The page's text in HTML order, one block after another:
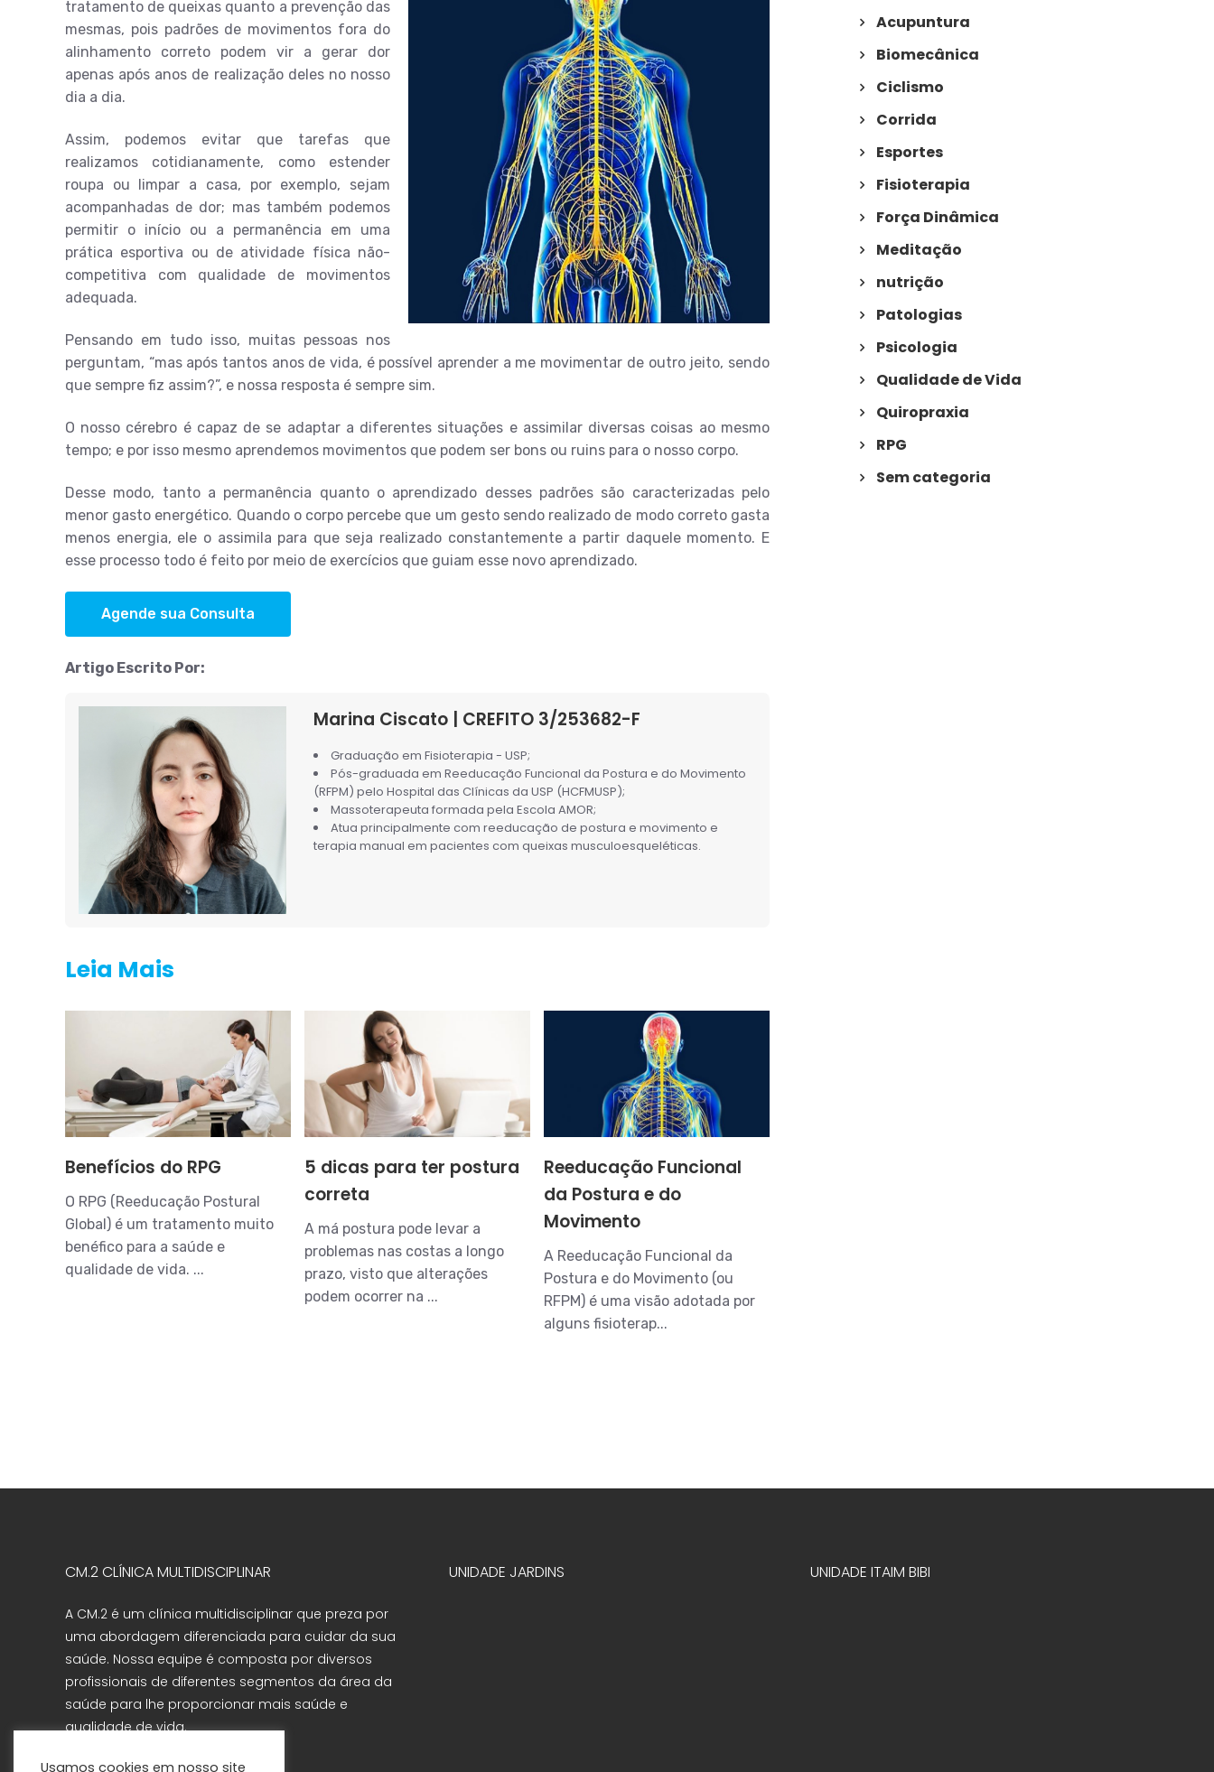
tratamento de queixas quanto a prevenção das
mesmas, pois padrões de movimentos fora do
alinhamento correto podem vir a gerar dor
apenas após anos de realização deles no nosso
dia a dia.
Assim, podemos evitar que tarefas que
realizamos cotidianamente, como estender
roupa ou limpar a casa, por exemplo, sejam
acompanhadas de dor; mas também podemos
permitir o início ou a permanência em uma
prática esportiva ou de atividade física não-
competitiva com qualidade de movimentos
adequada.
Pensando em tudo isso, muitas pessoas nos
perguntam, “mas após tantos anos de vida, é possível aprender a me movimentar de outro jeito, sendo
que sempre fiz assim?”, e nossa resposta é sempre sim.
O nosso cérebro é capaz de se adaptar a diferentes situações e assimilar diversas coisas ao mesmo
tempo; e por isso mesmo aprendemos movimentos que podem ser bons ou ruins para o nosso corpo.
Desse modo, tanto a permanência quanto o aprendizado desses padrões são caracterizadas pelo
menor gasto energético. Quando o corpo percebe que um gesto sendo realizado de modo correto gasta
menos energia, ele o assimila para que seja realizado constantemente a partir daquele momento. E
esse processo todo é feito por meio de exercícios que guiam esse novo aprendizado.
Agende sua Consulta
Artigo Escrito Por:
Marina Ciscato | CREFITO 3/253682-F
Graduação em Fisioterapia - USP;
Pós-graduada em Reeducação Funcional da Postura e do Movimento
(RFPM) pelo Hospital das Clínicas da USP (HCFMUSP);
Massoterapeuta formada pela Escola AMOR;
Atua principalmente com reeducação de postura e movimento e
terapia manual em pacientes com queixas musculoesqueléticas.
Leia Mais
Benefícios do RPG
O RPG (Reeducação Postural
Global) é um tratamento muito
benéfico para a saúde e
qualidade de vida. ...
5 dicas para ter postura
correta
A má postura pode levar a
problemas nas costas a longo
prazo, visto que alterações
podem ocorrer na ...
Reeducação Funcional
da Postura e do
Movimento
A Reeducação Funcional da
Postura e do Movimento (ou
RFPM) é uma visão adotada por
alguns fisioterap...
Acupuntura
Biomecânica
Ciclismo
Corrida
Esportes
Fisioterapia
Força Dinâmica
Meditação
nutrição
Patologias
Psicologia
Qualidade de Vida
Quiropraxia
RPG
Sem categoria
CM.2 CLÍNICA MULTIDISCIPLINAR
A CM.2 é um clínica multidisciplinar que preza por
uma abordagem diferenciada para cuidar da sua
saúde. Nossa equipe é composta por diversos
profissionais de diferentes segmentos da área da
saúde para lhe proporcionar mais saúde e
qualidade de vida.
UNIDADE JARDINS UNIDADE ITAIM BIBI
Usamos cookies em nosso site